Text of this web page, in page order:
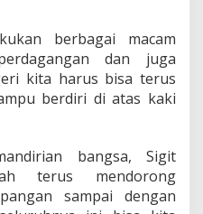
berbagai macam
dan juga
kita harus bisa terus
berdiri di atas kaki
bangsa, Sigit
terus mendorong
sampai dengan